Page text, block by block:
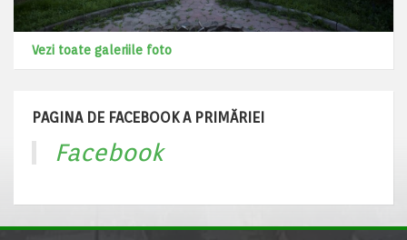
Vezi toate galeriile foto
PAGINA DE FACEBOOK A PRIMĂRIEI
Facebook